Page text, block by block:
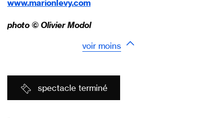
www.marionlevy.com
photo © Olivier Modol
voir moins
spectacle terminé